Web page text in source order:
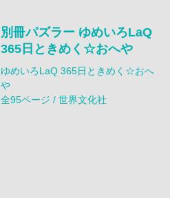
別冊パズラー ゆめいろLaQ
365日ときめく☆おへや
ゆめいろLaQ 365日ときめく☆おへ
や
全95ページ / 世界文化社